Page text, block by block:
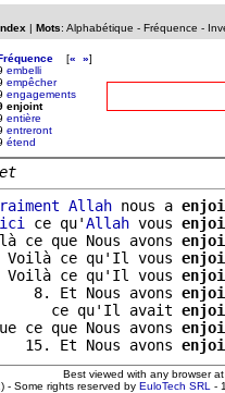
| Mots: Alphabétique - Fréquence -
[« »]
embelli
empêcher
engagements
enjoint
entière
entreront
étend
Allah nous a
ce qu'Allah vous
ce que Nous avons
ce qu'Il vous
ce qu'Il vous
8. Et Nous avons
ce qu'Il avait
ce que Nous avons
15. Et Nous avons
Best viewed with any browser
- Some rights reserved by EuloTech SRL -